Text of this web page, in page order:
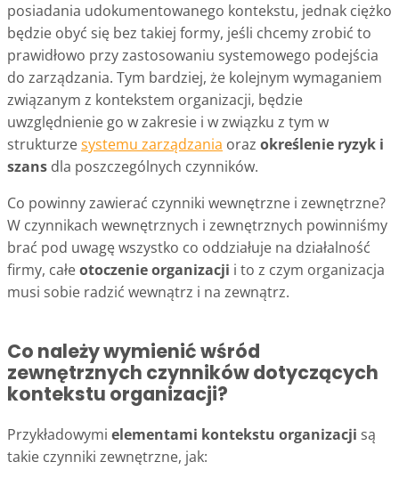
posiadania udokumentowanego kontekstu, jednak ciężko
będzie obyć się bez takiej formy, jeśli chcemy zrobić to
prawidłowo przy zastosowaniu systemowego podejścia
do zarządzania. Tym bardziej, że kolejnym wymaganiem
związanym z kontekstem organizacji, będzie
uwzględnienie go w zakresie i w związku z tym w
strukturzesystemu zarządzania oraz określenie ryzyk i
szans dla poszczególnych czynników.
Co powinny zawierać czynniki wewnętrzne i zewnętrzne?
W czynnikach wewnętrznych i zewnętrznych powinniśmy
brać pod uwagę wszystko co oddziałuje na działalność
firmy, całeotoczenie organizacji i to z czym organizacja
musi sobie radzić wewnątrz i na zewnątrz.
Co należy wymienić wśród
zewnętrznych czynników dotyczących
kontekstu organizacji?
Przykładowymi elementami kontekstu organizacji są
takie czynniki zewnętrzne, jak: